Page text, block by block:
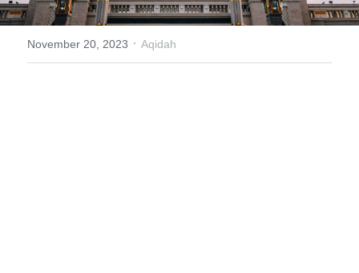
Sejarah
November 20, 2023 · Aqidah